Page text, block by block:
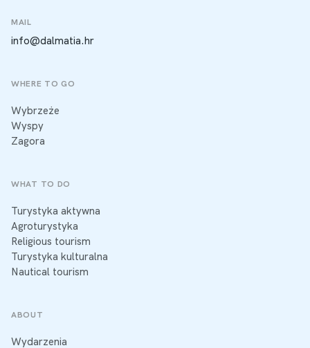
MAIL
info@dalmatia.hr
WHERE TO GO
Wybrzeże
Wyspy
Zagora
WHAT TO DO
Turystyka aktywna
Agroturystyka
Religious tourism
Turystyka kulturalna
Nautical tourism
ABOUT
Wydarzenia